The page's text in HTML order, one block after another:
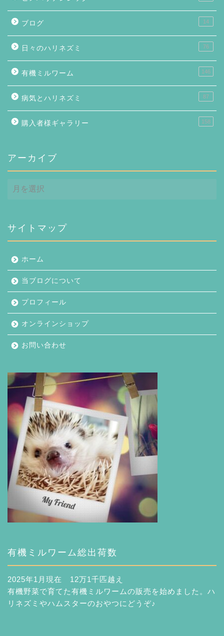
ブログ 14
日々のハリネズミ 76
有機ミルワーム 146
病気とハリネズミ 87
購入者様ギャラリー 158
アーカイブ
ー
ブ
サイトマップ
ホーム
当ブログについて
プロフィール
オンラインショップ
お問い合わせ
有機ミルワーム総出荷数
2025年1月現在 12万1千匹越え
有機野菜で育てた有機ミルワームの販売を始めました。ハ
リネズミやハムスターのおやつにどうぞ♪